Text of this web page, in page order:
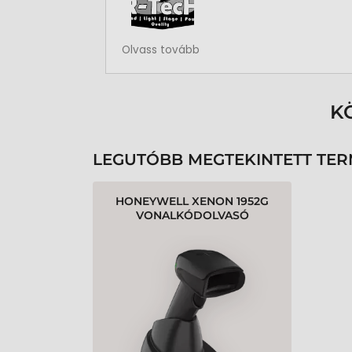
Rendben volt a rendelésem
Olvass tovább
LEGUTÓBB MEGTEKINTETT
HONEYWELL XENON 1952G
VONALKÓDOLVASÓ